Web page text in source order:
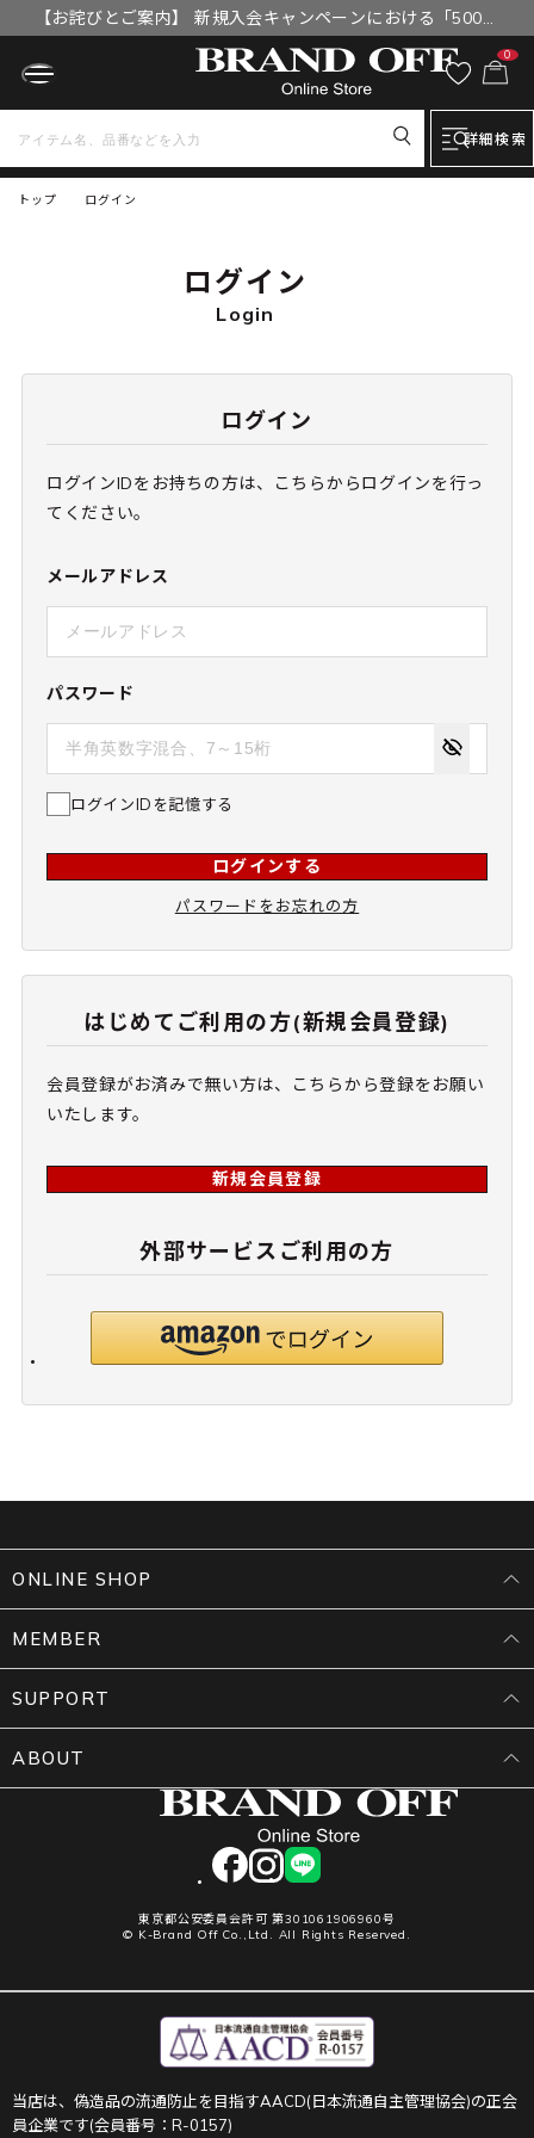
【お詫びとご案内】 新規入会キャンペーンにおける「500円
OFFクーポン」付与漏れと補填について
0
詳細検索
トップ ログイン
ログイン
Login
ログイン
ログインIDをお持ちの方は、こちらからログインを行っ
てください。
メールアドレス
パスワード
ログインIDを記憶する
ログインする
パスワードをお忘れの方
はじめてご利用の方(新規会員登録)
会員登録がお済みで無い方は、こちらから登録をお願い
いたします。
新規会員登録
外部サービスご利用の方
facebookinstagram
LINE
東京都公安委員会許可 第301061906960号
© K-Brand Off Co.,Ltd. All Rights Reserved.
ONLINE SHOP
MEMBER
SUPPORT
ABOUT
当店は、偽造品の流通防止を目指すAACD(日本流通自主管理協会)の正会
員企業です(会員番号：R-0157)